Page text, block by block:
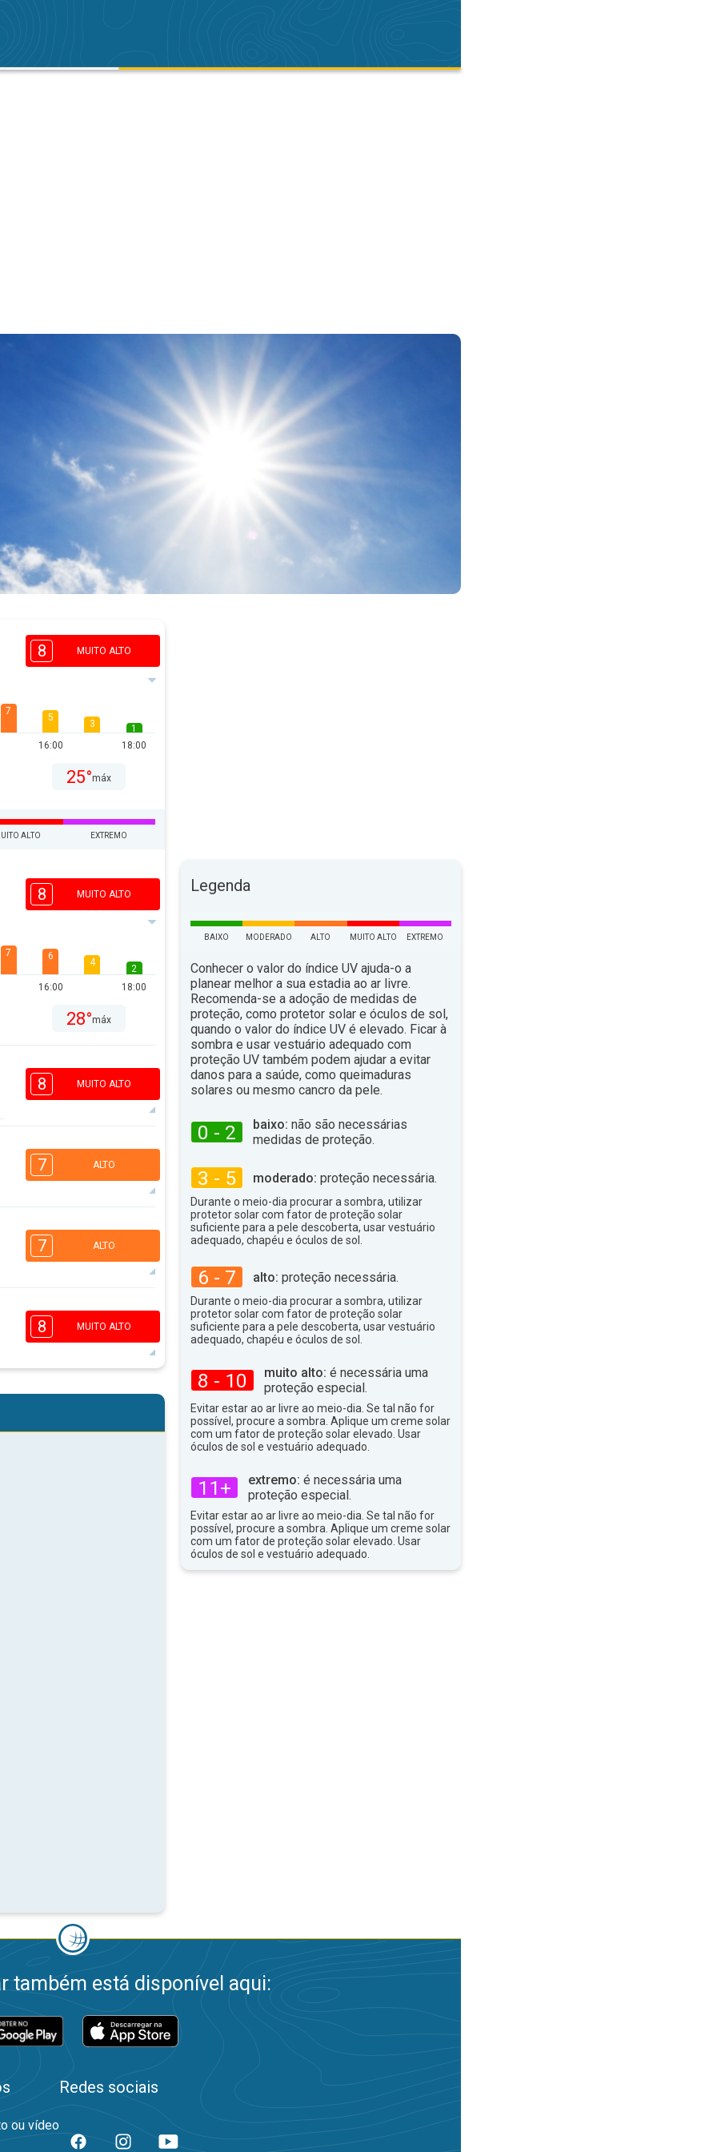
8 MUITO ALTO
7
5
16:00
3
1
18:00
25°máx
ALTO EXTREMO
8 MUITO ALTO
7 6
16:00
4
2
18:00
28°máx
8 MUITO ALTO
4
16:00
1
29°máx
7 ALTO
2
16:00
28°máx
7 ALTO
16:00
3
28°máx
8 MUITO ALTO
5
Legenda
BAIXO MODERADO ALTO MUITO ALTO EXTREMO
Conhecer o valor do índice UV ajuda-o a
planear melhor a sua estadia ao ar livre.
Recomenda-se a adoção de medidas de
proteção, como protetor solar e óculos de sol,
quando o valor do índice UV é elevado. Ficar à
sombra e usar vestuário adequado com
proteção UV também podem ajudar a evitar
danos para a saúde, como queimaduras
solares ou mesmo cancro da pele.
0 - 2 baixo: não são necessárias
medidas de proteção.
3 - 5 moderado: proteção necessária.
Durante o meio-dia procurar a sombra, utilizar
protetor solar com fator de proteção solar
suficiente para a pele descoberta, usar vestuário
adequado, chapéu e óculos de sol.
6 - 7 alto: proteção necessária.
Durante o meio-dia procurar a sombra, utilizar
protetor solar com fator de proteção solar
suficiente para a pele descoberta, usar vestuário
adequado, chapéu e óculos de sol.
8 - 10 muito alto: é necessária uma
proteção especial.
Evitar estar ao ar livre ao meio-dia. Se tal não for
possível, procure a sombra. Aplique um creme solar
com um fator de proteção solar elevado. Usar
óculos de sol e vestuário adequado.
11+ extremo: é necessária uma
proteção especial.
Evitar estar ao ar livre ao meio-dia. Se tal não for
possível, procure a sombra. Aplique um creme solar
com um fator de proteção solar elevado. Usar
óculos de sol e vestuário adequado.
também está disponível aqui:
ou vídeo
Redes sociais